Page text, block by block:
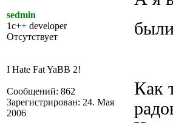
sedmin
1c++ developer
Отсутствует
I Hate Fat YaBB 2!
Сообщений: 862
Зарегистрирован: 24. Мая
2006
Как